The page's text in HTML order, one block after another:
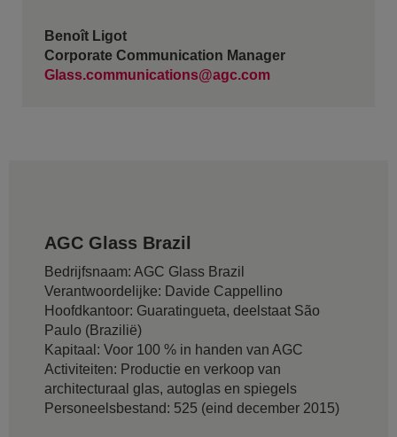
Benoît Ligot
Corporate Communication Manager
Glass.communications@agc.com
AGC Glass Brazil
Bedrijfsnaam: AGC Glass Brazil
Verantwoordelijke: Davide Cappellino
Hoofdkantoor: Guaratingueta, deelstaat São
Paulo (Brazilië)
Kapitaal: Voor 100 % in handen van AGC
Activiteiten: Productie en verkoop van
architecturaal glas, autoglas en spiegels
Personeelsbestand: 525 (eind december 2015)